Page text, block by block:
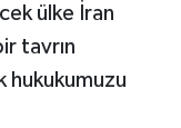
ülke İran
tavrın
hukukumuzu